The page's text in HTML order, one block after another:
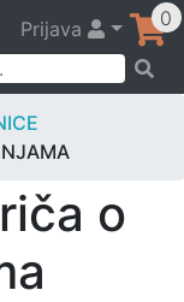
Prijava 0
o